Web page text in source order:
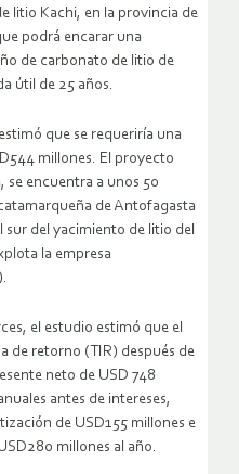
litio Kachi, en la provincia de
podrá encarar una
de carbonato de litio de
útil de 25 años.
que se requeriría una
millones. El proyecto
se encuentra a unos 50
de Antofagasta
sur del yacimiento de litio del
la empresa
el estudio estimó que el
de retorno (TIR) después de
neto de USD 748
antes de intereses,
de USD155 millones e
millones al año.